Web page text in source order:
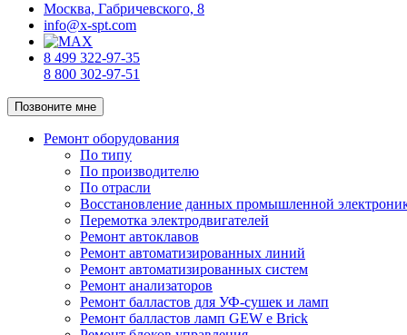
Москва, Габричевского, 8
info@x-spt.com
8 499 322-97-35
8 800 302-97-51
Позвоните мне
Ремонт оборудования
По типу
По производителю
По отрасли
Восстановление данных промышленной
Перемотка электродвигателей
Ремонт автоклавов
Ремонт автоматизированных линий
Ремонт автоматизированных систем
Ремонт анализаторов
Ремонт балластов для УФ-сушек и ламп
Ремонт балластов ламп GEW e Brick